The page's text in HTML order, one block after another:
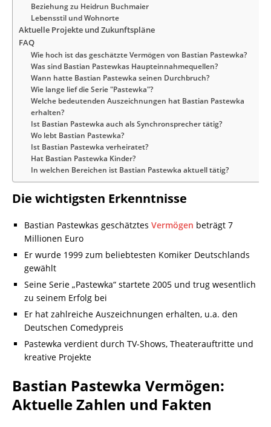
Beziehung zu Heidrun Buchmaier
Lebensstil und Wohnorte
Aktuelle Projekte und Zukunftspläne
FAQ
Wie hoch ist das geschätzte Vermögen von Bastian Pastewka?
Was sind Bastian Pastewkas Haupteinnahmequellen?
Wann hatte Bastian Pastewka seinen Durchbruch?
Wie lange lief die Serie "Pastewka"?
Welche bedeutenden Auszeichnungen hat Bastian Pastewka
erhalten?
Ist Bastian Pastewka auch als Synchronsprecher tätig?
Wo lebt Bastian Pastewka?
Ist Bastian Pastewka verheiratet?
Hat Bastian Pastewka Kinder?
In welchen Bereichen ist Bastian Pastewka aktuell tätig?
Die wichtigsten Erkenntnisse
Bastian Pastewkas geschätztes Vermögen beträgt 7
Millionen Euro
Er wurde 1999 zum beliebtesten Komiker Deutschlands
gewählt
Seine Serie „Pastewka“ startete 2005 und trug wesentlich
zu seinem Erfolg bei
Er hat zahlreiche Auszeichnungen erhalten, u.a. den
Deutschen Comedypreis
Pastewka verdient durch TV-Shows, Theaterauftritte und
kreative Projekte
Bastian Pastewka Vermögen:
Aktuelle Zahlen und Fakten